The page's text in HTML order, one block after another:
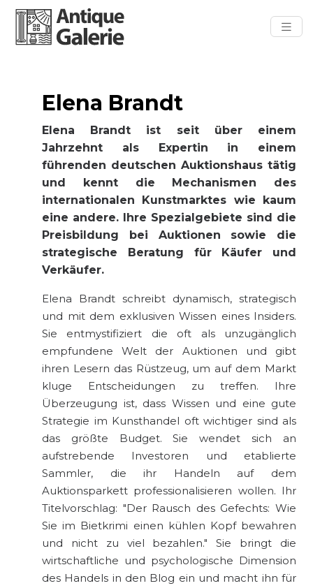
Elena Brandt
Elena Brandt ist seit über einem
Jahrzehnt als Expertin in einem
führenden deutschen Auktionshaus tätig
und kennt die Mechanismen des
internationalen Kunstmarktes wie kaum
eine andere. Ihre Spezialgebiete sind die
Preisbildung bei Auktionen sowie die
strategische Beratung für Käufer und
Verkäufer.
Elena Brandt schreibt dynamisch, strategisch
und mit dem exklusiven Wissen eines Insiders.
Sie entmystifiziert die oft als unzugänglich
empfundene Welt der Auktionen und gibt
ihren Lesern das Rüstzeug, um auf dem Markt
kluge Entscheidungen zu treffen. Ihre
Überzeugung ist, dass Wissen und eine gute
Strategie im Kunsthandel oft wichtiger sind als
das größte Budget. Sie wendet sich an
aufstrebende Investoren und etablierte
Sammler, die ihr Handeln auf dem
Auktionsparkett professionalisieren wollen. Ihr
Titelvorschlag: "Der Rausch des Gefechts: Wie
Sie im Bietkrimi einen kühlen Kopf bewahren
und nicht zu viel bezahlen." Sie bringt die
wirtschaftliche und psychologische Dimension
des Handels in den Blog ein und macht ihn für